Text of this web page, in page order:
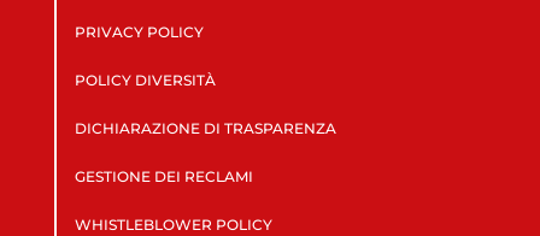
PRIVACY POLICY
POLICY DIVERSITÀ
DICHIARAZIONE DI TRASPARENZA
GESTIONE DEI RECLAMI
WHISTLEBLOWER POLICY